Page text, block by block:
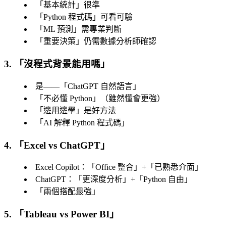
「 基本統計 」很準
「 Python 程式碼 」可看可驗
「 ML 預測 」需專業判斷
「 重要決策 」仍需數據分析師確認
3. 「沒程式背景能用嗎 」
是——「 ChatGPT 自然語言 」
「 不必懂 Python 」（雖然懂會更強）
「 邊用邊學 」是好方法
「 AI 解釋 Python 程式碼 」
4. 「Excel vs ChatGPT 」
Excel Copilot：「 Office 整合 」+「 已熟悉介面 」
ChatGPT：「 更深度分析 」+「 Python 自由 」
「 兩個搭配最強 」
5. 「Tableau vs Power BI 」